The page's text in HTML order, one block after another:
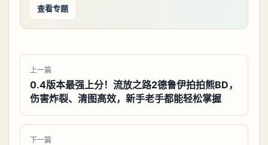
查看专题
上一篇
0.4版本最强上分！流放之路2德鲁伊拍拍熊BD，
伤害炸裂、清图高效，新手老手都能轻松掌握
下一篇